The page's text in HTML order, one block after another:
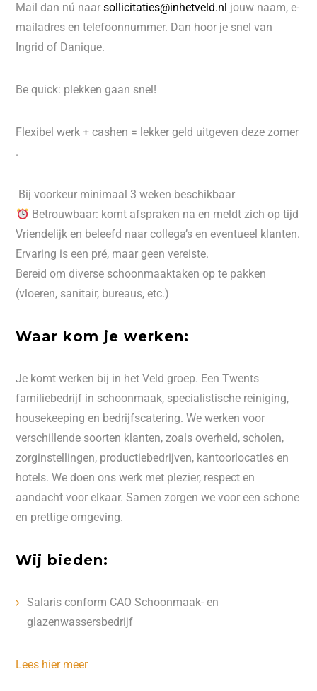
Mail dan nú naarsollicitaties@inhetveld.nl jouw naam, e-
mailadres en telefoonnummer. Dan hoor je snel van
Ingrid of Danique.
Be quick: plekken gaan snel!
Flexibel werk + cashen = lekker geld uitgeven deze zomer
.
️ Bij voorkeur minimaal 3 weken beschikbaar
Betrouwbaar: komt afspraken na en meldt zich op tijd
Vriendelijk en beleefd naar collega’s en eventueel klanten.
Ervaring is een pré, maar geen vereiste.
Bereid om diverse schoonmaaktaken op te pakken
(vloeren, sanitair, bureaus, etc.)
Waar kom je werken:
Je komt werken bij in het Veld groep. Een Twents
familiebedrijf in schoonmaak, specialistische reiniging,
housekeeping en bedrijfscatering. We werken voor
verschillende soorten klanten, zoals overheid, scholen,
zorginstellingen, productiebedrijven, kantoorlocaties en
hotels. We doen ons werk met plezier, respect en
aandacht voor elkaar. Samen zorgen we voor een schone
en prettige omgeving.
Wij bieden:
Salaris conform CAO Schoonmaak- en
glazenwassersbedrijf
Lees hier meer